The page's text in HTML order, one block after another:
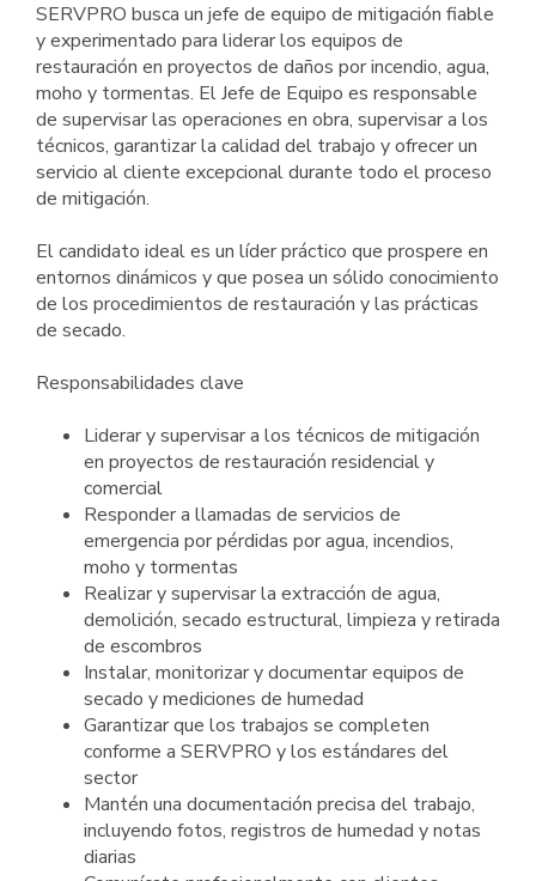
SERVPRO busca un jefe de equipo de mitigación fiable
y experimentado para liderar los equipos de
restauración en proyectos de daños por incendio, agua,
moho y tormentas. El Jefe de Equipo es responsable
de supervisar las operaciones en obra, supervisar a los
técnicos, garantizar la calidad del trabajo y ofrecer un
servicio al cliente excepcional durante todo el proceso
de mitigación.
El candidato ideal es un líder práctico que prospere en
entornos dinámicos y que posea un sólido conocimiento
de los procedimientos de restauración y las prácticas
de secado.
Responsabilidades clave
Liderar y supervisar a los técnicos de mitigación
en proyectos de restauración residencial y
comercial
Responder a llamadas de servicios de
emergencia por pérdidas por agua, incendios,
moho y tormentas
Realizar y supervisar la extracción de agua,
demolición, secado estructural, limpieza y retirada
de escombros
Instalar, monitorizar y documentar equipos de
secado y mediciones de humedad
Garantizar que los trabajos se completen
conforme a SERVPRO y los estándares del
sector
Mantén una documentación precisa del trabajo,
incluyendo fotos, registros de humedad y notas
diarias